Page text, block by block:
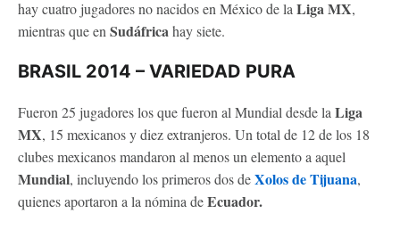
hay cuatro jugadores no nacidos en México de laLiga MX,
mientras que enSudáfricahay siete.
BRASIL 2014 – VARIEDAD PURA
Fueron 25 jugadores los que fueron al Mundial desde laLiga
MX, 15 mexicanos y diez extranjeros. Un total de 12 de los 18
clubes mexicanos mandaron al menos un elemento a aquel
Mundial, incluyendo los primeros dos deXolos de Tijuana,
quienes aportaron a la nómina deEcuador.